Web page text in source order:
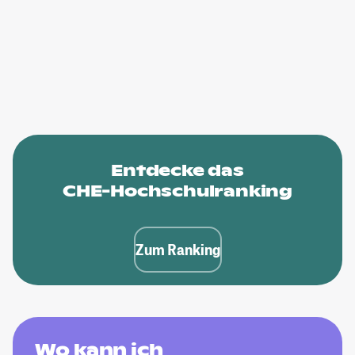
Entdecke das
CHE-Hochschulranking
Zum Ranking
Wo kann ich